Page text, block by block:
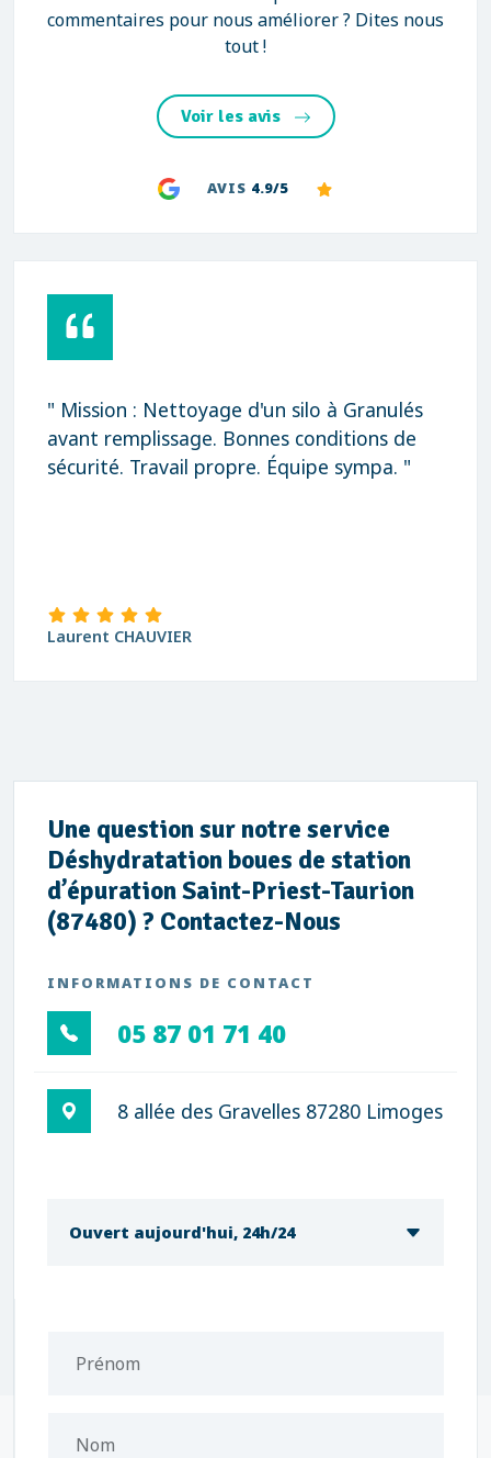
commentaires pour nous améliorer ? Dites nous
tout !
Voir les avis
AVIS 4.9/5
" Mission : Nettoyage d'un silo à Granulés
avant remplissage. Bonnes conditions de
sécurité. Travail propre. Équipe sympa. "
Laurent CHAUVIER
Une question sur notre service
Déshydratation boues de station
d’épuration Saint-Priest-Taurion
(87480) ? Contactez-Nous
INFORMATIONS DE CONTACT
05 87 01 71 40
8 allée des Gravelles 87280 Limoges
Ouvert aujourd'hui, 24h/24
Prénom
Nom